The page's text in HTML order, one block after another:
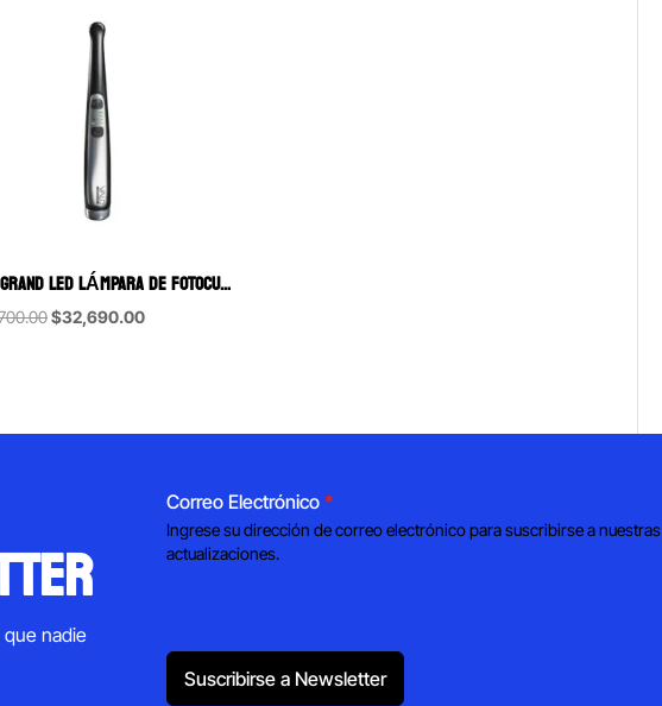
VALO GRAND LED LÁMPARA DE FOTOCURADO INALÁMBRICA ULTRADENT
Original
$32,690.00Current
nadie
Correo Electrónico *
Ingrese su dirección de correo electrónico para suscribirse a nuestras
actualizaciones.
Suscribirse a Newsletter